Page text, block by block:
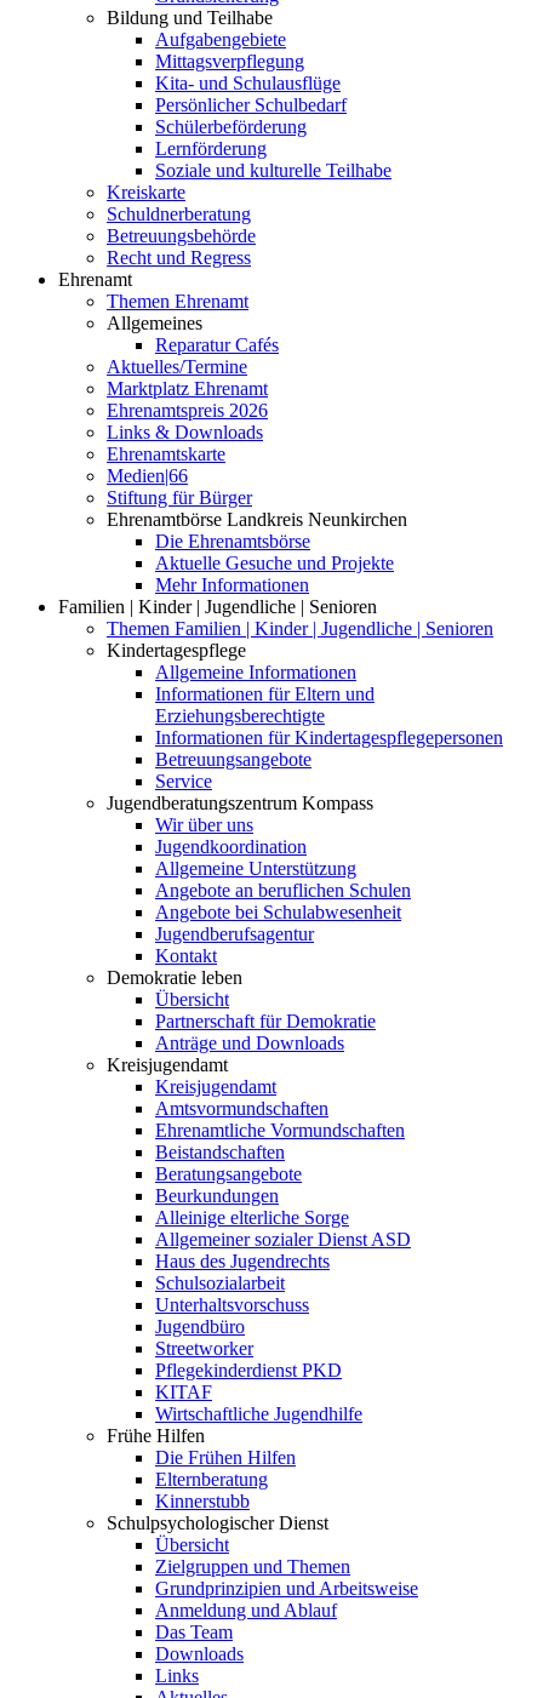
Bildung und Teilhabe
Aufgabengebiete
Mittagsverpflegung
Kita- und Schulausflüge
Persönlicher Schulbedarf
Schülerbeförderung
Lernförderung
Soziale und kulturelle Teilhabe
Kreiskarte
Schuldnerberatung
Betreuungsbehörde
Recht und Regress
Ehrenamt
Themen Ehrenamt
Allgemeines
Reparatur Cafés
Aktuelles/Termine
Marktplatz Ehrenamt
Ehrenamtspreis 2026
Links & Downloads
Ehrenamtskarte
Medien|66
Stiftung für Bürger
Ehrenamtbörse Landkreis Neunkirchen
Die Ehrenamtsbörse
Aktuelle Gesuche und Projekte
Mehr Informationen
Familien | Kinder | Jugendliche | Senioren
Themen Familien | Kinder | Jugendliche | Senioren
Kindertagespflege
Allgemeine Informationen
Informationen für Eltern und
Erziehungsberechtigte
Informationen für Kindertagespflegepersonen
Betreuungsangebote
Service
Jugendberatungszentrum Kompass
Wir über uns
Jugendkoordination
Allgemeine Unterstützung
Angebote an beruflichen Schulen
Angebote bei Schulabwesenheit
Jugendberufsagentur
Kontakt
Demokratie leben
Übersicht
Partnerschaft für Demokratie
Anträge und Downloads
Kreisjugendamt
Kreisjugendamt
Amtsvormundschaften
Ehrenamtliche Vormundschaften
Beistandschaften
Beratungsangebote
Beurkundungen
Alleinige elterliche Sorge
Allgemeiner sozialer Dienst ASD
Haus des Jugendrechts
Schulsozialarbeit
Unterhaltsvorschuss
Jugendbüro
Streetworker
Pflegekinderdienst PKD
KITAF
Wirtschaftliche Jugendhilfe
Frühe Hilfen
Die Frühen Hilfen
Elternberatung
Kinnerstubb
Schulpsychologischer Dienst
Übersicht
Zielgruppen und Themen
Grundprinzipien und Arbeitsweise
Anmeldung und Ablauf
Das Team
Downloads
Links